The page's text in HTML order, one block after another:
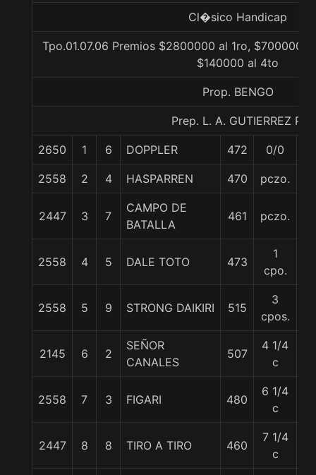
Cl�sico Handicap
Tpo.01.07.06 Premios $2800000 al 1ro, $700000
$140000 al 4to
Prop. BENGO
Prep. L. A. GUTIERREZ P.
2650 1 6 DOPPLER 472 0/0
2558 2 4 HASPARREN 470 pczo.
2447 3 7
CAMPO DE
BATALLA
461 pczo.
2558 4 5 DALE TOTO 473
1
cpo.
2558 5 9 STRONG DAIKIRI 515
3
cpos.
2145 6 2
SEÑOR
CANALES
507
4 1/4
c
2558 7 3 FIGARI 480
6 1/4
c
2447 8 8 TIRO A TIRO 460
7 1/4
c